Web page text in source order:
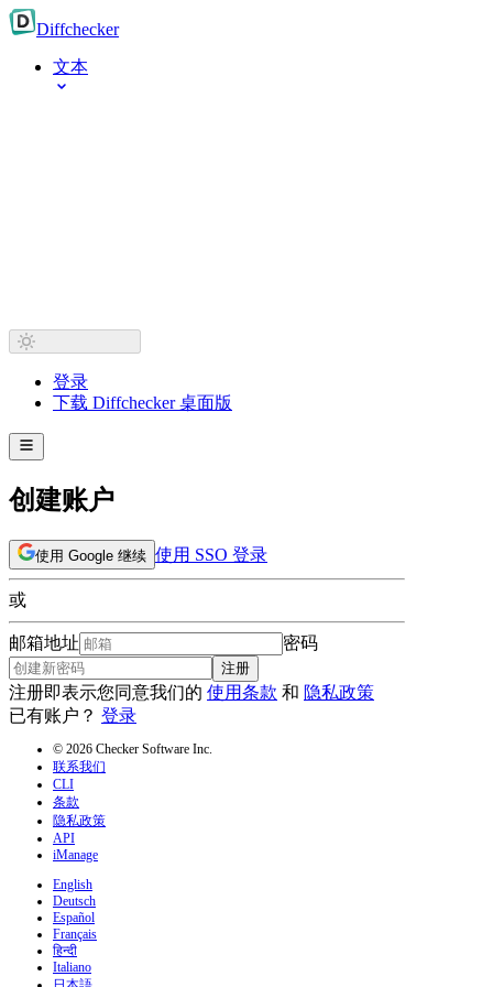
Diffchecker
文本
登录
下载 Diffchecker 桌面版
创建账户
使用 Google 继续 使用 SSO 登录
或
邮箱地址 密码
注册
注册即表示您同意我们的 使用条款 和 隐私政策
已有账户？ 登录
© 2026 Checker Software Inc.
联系我们
CLI
条款
隐私政策
API
iManage
English
Deutsch
Español
Français
हिन्दी
Italiano